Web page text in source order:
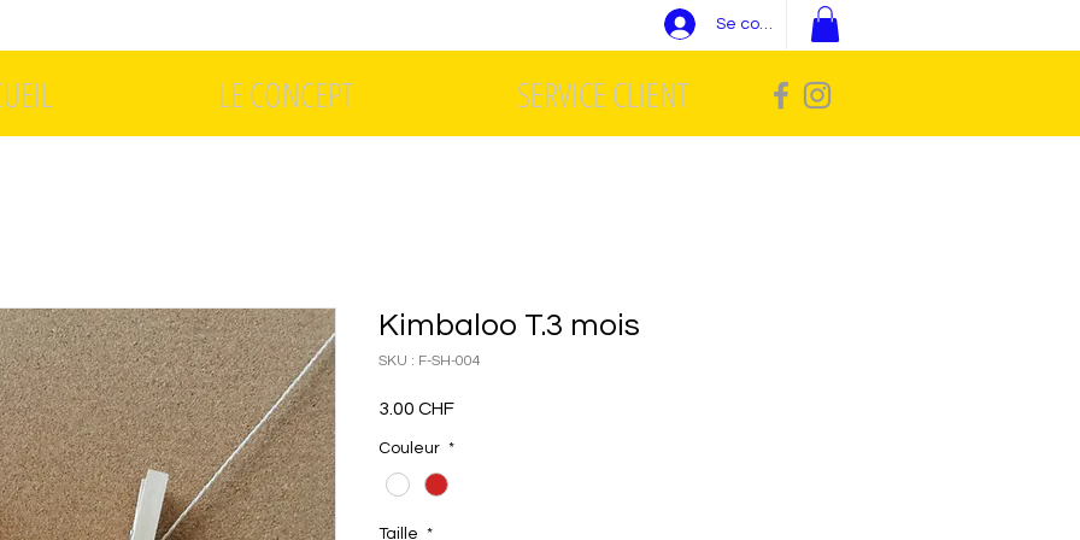
Se connecter
LE CONCEPT SERVICE CLIENT
Kimbaloo T.3 mois
SKU : F-SH-004
3.00 CHFPrix
Couleur *
Taille *